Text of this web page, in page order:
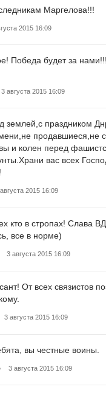
Маргелова!!!
2015 16:09
Победа будет за
3 августа 2015 16:09
землей,с праздником
продавшиеся,не
и колен перед
вас всех
2015 16:09
кто в стропах! Слава
все в норме)
3 августа 2015 16:09
От всех связистов
3 августа 2015 16:09
вы честные воины.
3 августа 2015 16:09